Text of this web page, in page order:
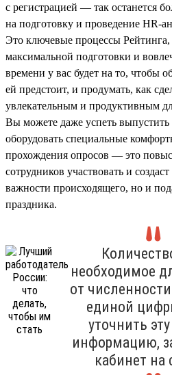
с регистрацией — так останется
на подготовку и проведение HR-
Это ключевые процессы
максимальной подготовки и
времени у вас будет на то, чтобы
ей предстоит, и продумать, как
увлекательным и продуктивным
Вы можете даже успеть
оборудовать специальные
прохождения опросов — это
сотрудников участвовать и
важности происходящего, но и
праздника.
необходимое
от
единой
уточнить
информацию,
кабинет на